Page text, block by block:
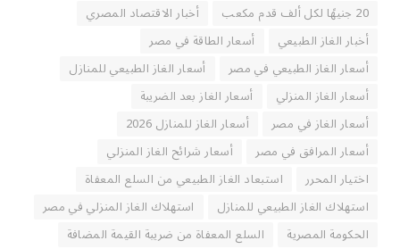
20 جنيهًا لكل ألف قدم مكعب
أخبار الاقتصاد المصري
أخبار الغاز الطبيعي
أسعار الطاقة في مصر
أسعار الغاز الطبيعي في مصر
أسعار الغاز الطبيعي للمنازل
أسعار الغاز المنزلي
أسعار الغاز بعد الضريبة
أسعار الغاز في مصر
أسعار الغاز للمنازل 2026
أسعار المرافق في مصر
أسعار شرائح الغاز المنزلي
اختيار المحرر
استبعاد الغاز الطبيعي من السلع المعفاة
استهلاك الغاز الطبيعي للمنازل
استهلاك الغاز المنزلي في مصر
الحكومة المصرية
السلع المعفاة من ضريبة القيمة المضافة